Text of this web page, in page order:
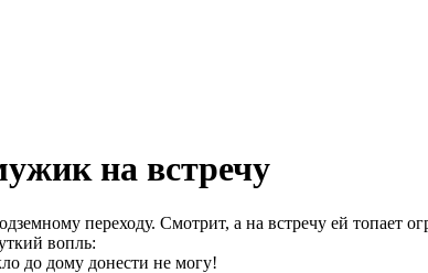
на встречу
пеpеходу. Смотрит, а на встpечу ей
вопль:
до дому донести не могу!